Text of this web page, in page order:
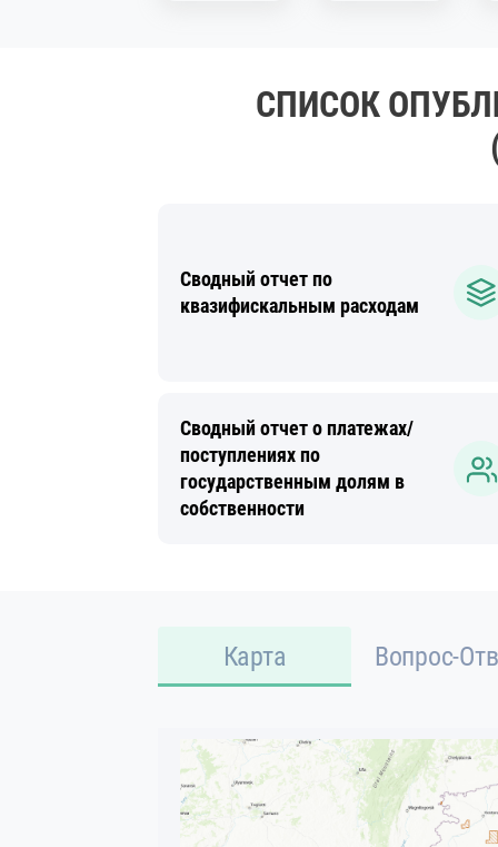
СПИСОК
Сводный отчет по
квазифискальным расходам
Сводный отчет о платежах/
поступлениях по
государственным долям в
собственности
Карта Вопрос-